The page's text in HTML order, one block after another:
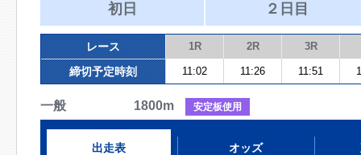
初日 ２日目
レース 1R 2R 3R
締切予定時刻 11:02 11:26 11:51
一般 1800m 安定板使用
出走表 オッズ